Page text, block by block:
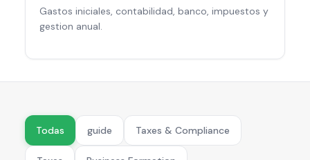
Gastos iniciales, contabilidad, banco, impuestos y
gestion anual.
Todas guide Taxes & Compliance